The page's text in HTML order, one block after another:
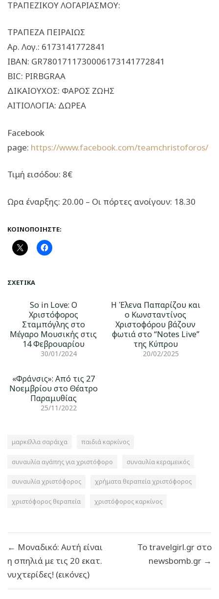
ΤΡΑΠΕΖΙΚΟΥ ΛΟΓΑΡΙΑΣΜΟΥ:
ΤΡΑΠΕΖΑ ΠΕΙΡΑΙΩΣ
Αρ. Λογ.: 6173141772841
IBAN: GR7801711730006173141772841
BIC: PIRBGRAA
ΔΙΚΑΙΟΥΧΟΣ: ΦΑΡΟΣ ΖΩΗΣ
AITΙΟΛΟΓΙΑ: ΔΩΡΕΑ
Facebook
page: https://www.facebook.com/teamchristoforos/
Τιμή εισόδου: 8€
Ωρα έναρξης: 20.00 – Οι πόρτες ανοίγουν: 18.30
ΚΟΙΝΟΠΟΙΉΣΤΕ:
ΣΧΕΤΙΚΆ
So in Love: O
Χριστόφορος
Σταμπόγλης στο
Μέγαρο Μουσικής στις
14 Φεβρουαρίου
30/01/2024
Η Έλενα Παπαρίζου και
ο Κωνσταντίνος
Χριστοφόρου βάζουν
φωτιά στο “Notes Live”
της Κύπρου
20/02/2025
«Φράνσις»: Από τις 27
Νοεμβρίου στο Θέατρο
Παραμυθίας
25/11/2022
μαρκέλλα σαράιχα παιδιά καρκίνος
συναυλία αγάπης για χριστόφορο συναυλία κεραμεικός
συναυλία χριστόφορος χρήματα θεραπεία χριστόφορος
χριστόφορος θεραπεία χριστόφορος καρκίνος
άρθρων
← Μοναδικό: Αυτή είναι
η σπηλιά με τις 20 εκατ.
νυχτερίδες! (εικόνες)
To travelgirl.gr στο
newsbomb.gr →